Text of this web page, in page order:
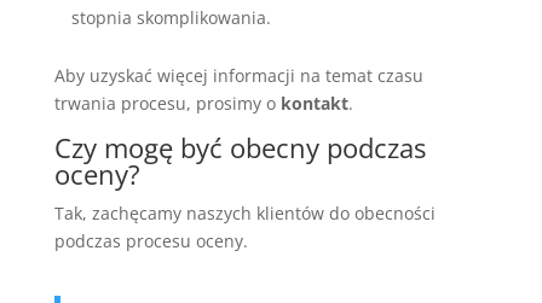
stopnia skomplikowania.
Aby uzyskać więcej informacji na temat czasu
trwania procesu, prosimy o kontakt.
Czy mogę być obecny podczas
oceny?
Tak, zachęcamy naszych klientów do obecności
podczas procesu oceny.